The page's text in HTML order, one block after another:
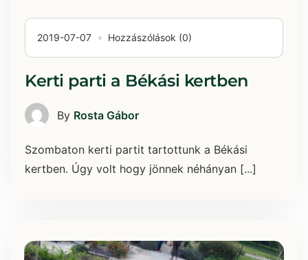
2019-07-07 Hozzászólások (0)
Kerti parti a Békási kertben
By Rosta Gábor
Szombaton kerti partit tartottunk a Békási
kertben. Úgy volt hogy jönnek néhányan [...]